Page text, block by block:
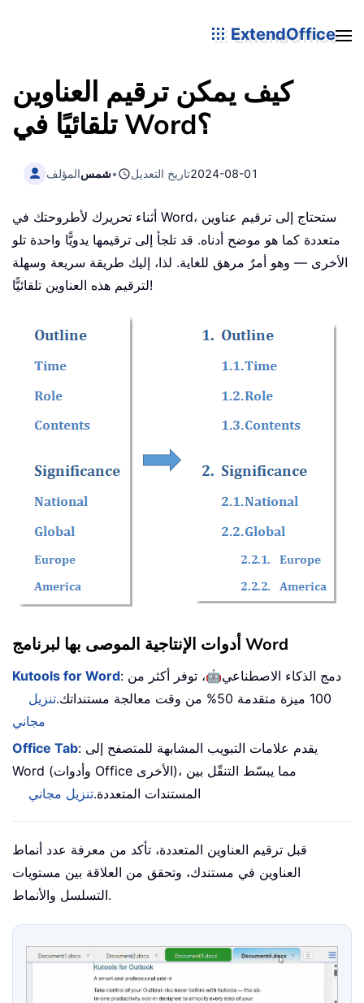
ExtendOffice
كيف يمكن ترقيم العناوين
تلقائيًا في Word؟
المؤلفشمس• تاريخ التعديل2024-08-01
أثناء تحريرك لأطروحتك في Word، ستحتاج إلى ترقيم عناوين
متعددة كما هو موضح أدناه. قد تلجأ إلى ترقيمها يدويًّا واحدة تلو
الأخرى — وهو أمرٌ مرهق للغاية. لذا، إليك طريقة سريعة وسهلة
لترقيم هذه العناوين تلقائيًّا!
أدوات الإنتاجية الموصى بها لبرنامج Word
Kutools for Word : دمج الذكاء الاصطناعي🤖، توفر أكثر من
100 ميزة متقدمة 50% من وقت معالجة مستنداتك.
تنزيل
مجاني
Office Tab: يقدم علامات التبويب المشابهة للمتصفح إلى
Word (وأدوات Office الأخرى)، مما يبسّط التنقّل بين
المستندات المتعددة.تنزيل مجاني
قبل ترقيم العناوين المتعددة، تأكد من معرفة عدد أنماط
العناوين في مستندك، وتحقق من العلاقة بين مستويات
التسلسل والأنماط.